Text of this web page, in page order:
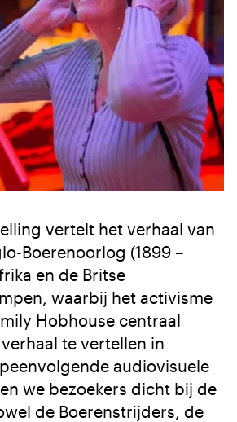
vertelt het verhaal van
Boerenoorlog (1899 –
en de Britse
waarbij het activisme
Hobhouse centraal
te vertellen in
audiovisuele
we bezoekers dicht bij de
de Boerenstrijders, de